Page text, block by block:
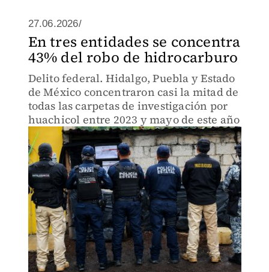
27.06.2026/
En tres entidades se concentra
43% del robo de hidrocarburo
Delito federal. Hidalgo, Puebla y Estado
de México concentraron casi la mitad de
todas las carpetas de investigación por
huachicol entre 2023 y mayo de este año